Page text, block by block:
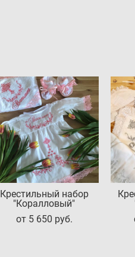
Крестильный набор
"Коралловый"
от 5 650 pуб.